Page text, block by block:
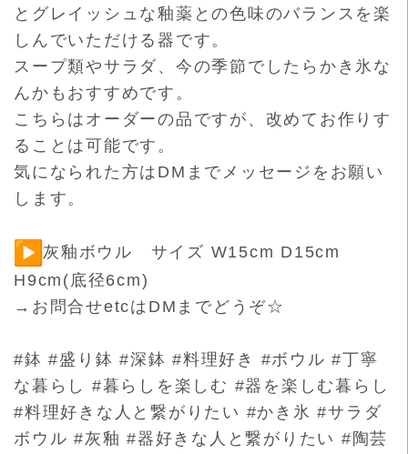
とグレイッシュな釉薬との色味のバランスを楽
しんでいた だける器です。
スープ類やサラダ、 今の季節でしたらかき氷な
んかもおすすめです。
こちらはオーダーの品ですが、改めてお作りす
ることは可能です。
気になられた方はDMまでメッセージをお願い
します。
灰釉ボウル サイズ W15cm D15cm
H9cm(底径6cm)
→お問合せetcはDMまでどうぞ☆
#鉢 #盛り鉢 #深鉢 #料理好き #ボウル #丁寧
な暮らし #暮らしを楽しむ #器を楽しむ暮らし
#料理好きな人と繋がりたい #かき氷 #サラダ
ボウル #灰釉 #器好きな人と繋がりたい #陶芸